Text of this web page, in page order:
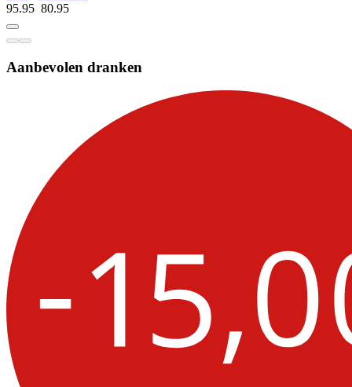
95.95 80.95
Aanbevolen dranken